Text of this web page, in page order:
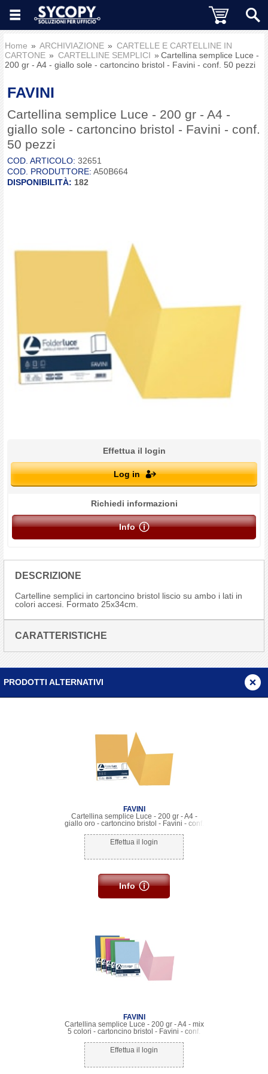
Home ARCHIVIAZIONE
CARTELLE E CARTELLINE IN
CARTONE
CARTELLINE SEMPLICI
Cartellina semplice Luce -
200 gr - A4 - giallo sole - cartoncino bristol - Favini - conf. 50 pezzi
FAVINI
Cartellina semplice Luce - 200 gr - A4 -
giallo sole - cartoncino bristol - Favini - conf.
50 pezzi
COD. ARTICOLO: 32651
COD. PRODUTTORE: A50B664
DISPONIBILITÀ: 182
Effettua il login
Log in
Richiedi informazioni
Info
DESCRIZIONE
Cartelline semplici in cartoncino bristol liscio su ambo i lati in
colori accesi. Formato 25x34cm.
CARATTERISTICHE
PRODOTTI ALTERNATIVI
FAVINI
Cartellina semplice Luce - 200 gr - A4 -
giallo oro - cartoncino bristol - Favini - conf.
Effettua il login
Info
FAVINI
Cartellina semplice Luce - 200 gr - A4 - mix
5 colori - cartoncino bristol - Favini - conf.
Effettua il login